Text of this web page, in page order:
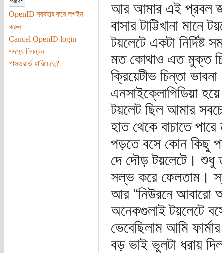
OpenID ব্যবহার করে লগইন
করুন
Cancel OpenID login
সদস্য নিবন্ধন
পাসওয়ার্ড হারিয়েছে?
আর আমার এই প্রবল
বাসার টাট্টিখানা
টয়লেটে একটা
মত কোথাও এত মুক্ত
ক্রিয়েটীভ চিন্তা
এনসাইক্লোপিডিয়া
টয়লেট ছিল আমার
হাত থেকে বাচাতে
পড়তে বসে কোন কিছু
দে দৌড় টয়লেটে। শুধু
সল্ভ করে ফেলতাম।
আর “নিউরনে আবারো
অনেকগুলাই টয়লেটে
ভেবেছিলাম আমি
বড় ভাই ভুলটা ধরায়